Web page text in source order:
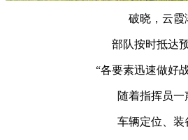
破晓，云霞
部队按时抵达预
“各要素迅速做好战
随着指挥员一
车辆定位、装